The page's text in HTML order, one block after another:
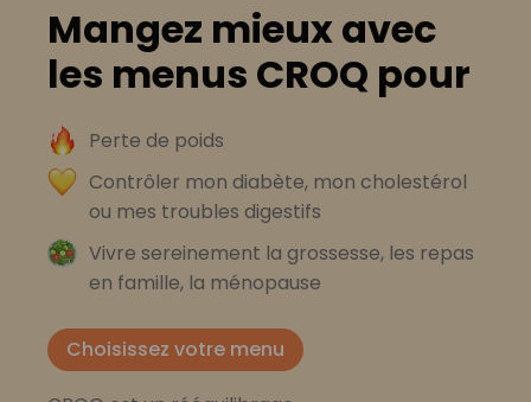
Mangez mieux avec
les menus CROQ pour
Perte de poids
Contrôler mon diabète, mon cholestérol
ou mes troubles digestifs
Vivre sereinement la grossesse, les repas
en famille, la ménopause
Choisissez votre menu